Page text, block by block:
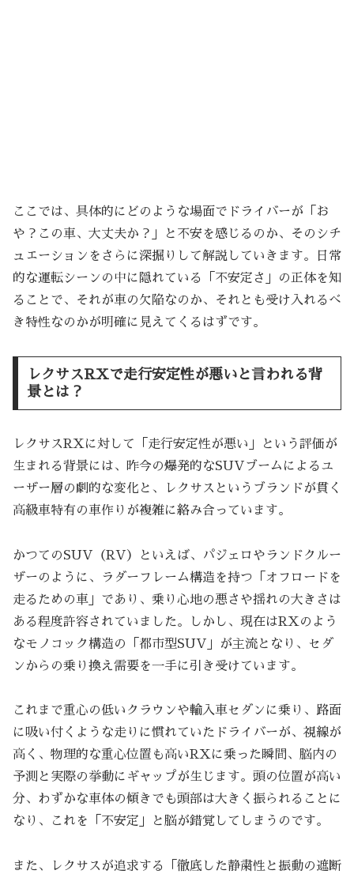
ここでは、具体的にどのような場面でドライバーが「お
や？この車、大丈夫か？」と不安を感じるのか、そのシチ
ュエーションをさらに深掘りして解説していきます。日常
的な運転シーンの中に隠れている「不安定さ」の正体を知
ることで、それが車の欠陥なのか、それとも受け入れるべ
き特性なのかが明確に見えてくるはずです。
レクサスRXで走行安定性が悪いと言われる背
景とは？
レクサスRXに対して「走行安定性が悪い」という評価が
生まれる背景には、昨今の爆発的なSUVブームによるユ
ーザー層の劇的な変化と、レクサスというブランドが貫く
高級車特有の車作りが複雑に絡み合っています。
かつてのSUV（RV）といえば、パジェロやランドクルー
ザーのように、ラダーフレーム構造を持つ「オフロードを
走るための車」であり、乗り心地の悪さや揺れの大きさは
ある程度許容されていました。しかし、現在はRXのよう
なモノコック構造の「都市型SUV」が主流となり、セダ
ンからの乗り換え需要を一手に引き受けています。
これまで重心の低いクラウンや輸入車セダンに乗り、路面
に吸い付くような走りに慣れていたドライバーが、視線が
高く、物理的な重心位置も高いRXに乗った瞬間、脳内の
予測と実際の挙動にギャップが生じます。頭の位置が高い
分、わずかな車体の傾きでも頭部は大きく振られることに
なり、これを「不安定」と脳が錯覚してしまうのです。
また、レクサスが追求する「徹底した静粛性と振動の遮断